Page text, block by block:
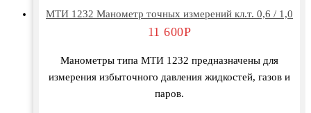
МТИ 1232 Манометр точных измерений кл.т. 0,6 / 1,0
11 600Р
Манометры типа МТИ 1232 предназначены для
измерения избыточного давления жидкостей, газов и
паров.